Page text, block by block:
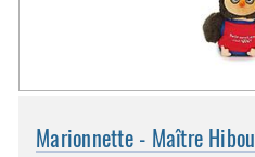
Marionnette - Maître Hibou